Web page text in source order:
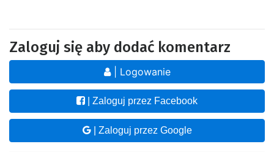
Zaloguj się aby dodać komentarz
| Logowanie
| Zaloguj przez Facebook
| Zaloguj przez Google